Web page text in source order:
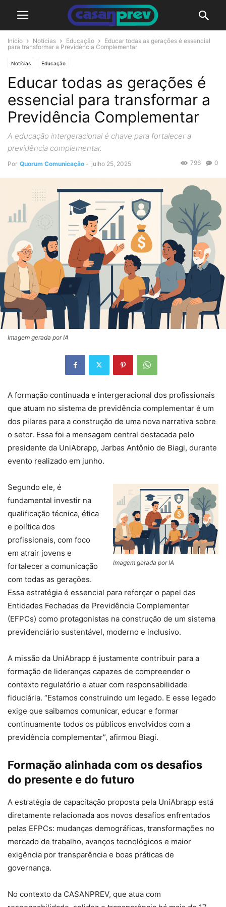
Início Notícias Educação
Educar todas as gerações é essencial
para transformar a Previdência Complementar
Notícias Educação
Educar todas as gerações é
essencial para transformar a
Previdência Complementar
A educação intergeracional é chave para fortalecer a
previdência complementar.
Por Quorum Comunicação - julho 25, 2025 0
796
Imagem gerada por IA
A formação continuada e intergeracional dos profissionais
que atuam no sistema de previdência complementar é um
dos pilares para a construção de uma nova narrativa sobre
o setor. Essa foi a mensagem central destacada pelo
presidente da UniAbrapp, Jarbas Antônio de Biagi, durante
evento realizado em junho.
Imagem gerada por IA
Segundo ele, é
fundamental investir na
qualificação técnica, ética
e política dos
profissionais, com foco
em atrair jovens e
fortalecer a comunicação
com todas as gerações.
Essa estratégia é essencial para reforçar o papel das
Entidades Fechadas de Previdência Complementar
(EFPCs) como protagonistas na construção de um sistema
previdenciário sustentável, moderno e inclusivo.
A missão da UniAbrapp é justamente contribuir para a
formação de lideranças capazes de compreender o
contexto regulatório e atuar com responsabilidade
fiduciária. “Estamos construindo um legado. E esse legado
exige que saibamos comunicar, educar e formar
continuamente todos os públicos envolvidos com a
previdência complementar”, afirmou Biagi.
Formação alinhada com os desafios
do presente e do futuro
A estratégia de capacitação proposta pela UniAbrapp está
diretamente relacionada aos novos desafios enfrentados
pelas EFPCs: mudanças demográficas, transformações no
mercado de trabalho, avanços tecnológicos e maior
exigência por transparência e boas práticas de
governança.
No contexto da CASANPREV, que atua com